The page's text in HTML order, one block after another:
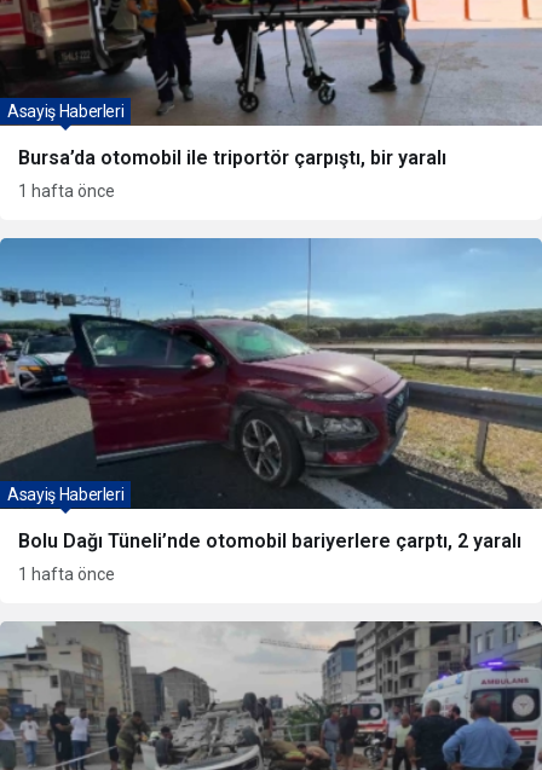
Bursa’da otomobil ile triportör çarpıştı, bir yaralı
Asayiş Haberleri
1 hafta önce
Bolu Dağı Tüneli’nde otomobil bariyerlere çarptı, 2 yaralı
Asayiş Haberleri
1 hafta önce